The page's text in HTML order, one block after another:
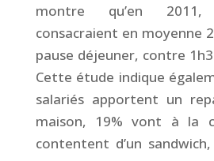
montre qu’en
consacraient en moyenne
pause déjeuner, contre
Cette étude indique
salariés apportent un
maison, 19% vont à la
contentent d’un